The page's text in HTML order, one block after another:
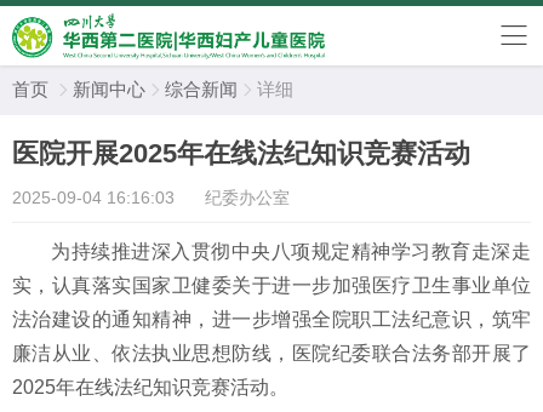
首页  新闻中心  综合新闻  详细
医院开展2025年在线法纪知识竞赛活动
2025-09-04 16:16:03 纪委办公室
为持续推进深入贯彻中央八项规定精神学习教育走深走
实，认真落实国家卫健委关于进一步加强医疗卫生事业单位
法治建设的通知精神，进一步增强全院职工法纪意识，筑牢
廉洁从业、依法执业思想防线，医院纪委联合法务部开展了
2025年在线法纪知识竞赛活动。